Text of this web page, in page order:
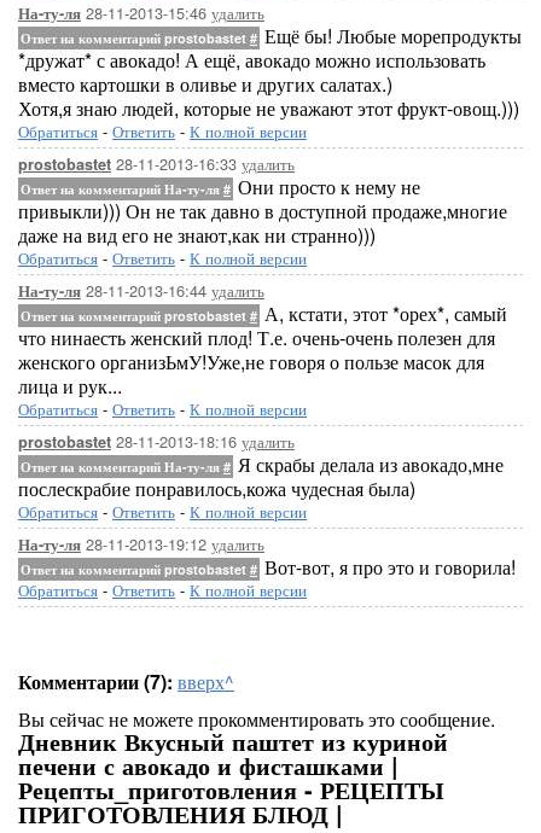
На-ту-ля 28-11-2013-15:46 удалить
Ответ на комментарий prostobastet # Ещё бы! Любые морепродукты
*дружат* с авокадо! А ещё, авокадо можно использовать
вместо картошки в оливье и других салатах.)
Хотя,я знаю людей, которые не уважают этот фрукт-овощ.)))
Обратиться - Ответить - К полной версии
prostobastet 28-11-2013-16:33 удалить
Ответ на комментарий На-ту-ля # Они просто к нему не
привыкли))) Он не так давно в доступной продаже,многие
даже на вид его не знают,как ни странно)))
Обратиться - Ответить - К полной версии
На-ту-ля 28-11-2013-16:44 удалить
Ответ на комментарий prostobastet # А, кстати, этот *орех*, самый
что нинаесть женский плод! Т.е. очень-очень полезен для
женского организЬмУ!Уже,не говоря о пользе масок для
лица и рук...
Обратиться - Ответить - К полной версии
prostobastet 28-11-2013-18:16 удалить
Ответ на комментарий На-ту-ля # Я скрабы делала из авокадо,мне
послескрабие понравилось,кожа чудесная была)
Обратиться - Ответить - К полной версии
На-ту-ля 28-11-2013-19:12 удалить
Ответ на комментарий prostobastet # Вот-вот, я про это и говорила!
Обратиться - Ответить - К полной версии
Комментарии (7): вверх^
Вы сейчас не можете прокомментировать это сообщение.
Дневник Вкусный паштет из куриной
печени с авокадо и фисташками |
Рецепты_приготовления - РЕЦЕПТЫ
ПРИГОТОВЛЕНИЯ БЛЮД |